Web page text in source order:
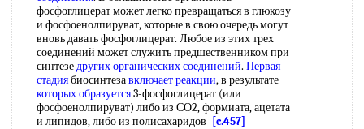
фосфоглицерат может легко превращаться в глюкозу
и фосфоенолпируват, которые в свою очередь могут
вновь давать фосфоглицерат. Любое из этих трех
соединений может служить предшественником при
синтезедругих органических соединений. Первая
стадиябиосинтезавключает реакции, в результате
которых образуется3-фосфоглицерат (или
фосфоенолпируват) либо из СО2, формиата, ацетата
и липидов, либо из полисахаридов
[c.457]